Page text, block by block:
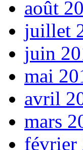
août
juillet
juin
mai
avril
mars
février